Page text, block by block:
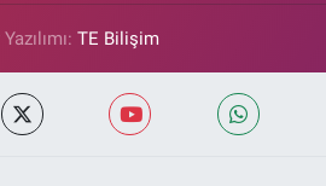
TE Bilişim